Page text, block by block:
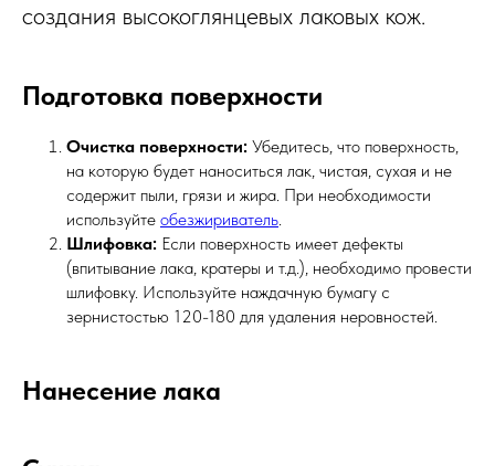
создания высокоглянцевых лаковых кож.
Подготовка поверхности
Очистка поверхности: Убедитесь, что поверхность,
на которую будет наноситься лак, чистая, сухая и не
содержит пыли, грязи и жира. При необходимости
используйте обезжириватель.
Шлифовка: Если поверхность имеет дефекты
(впитывание лака, кратеры и т.д.), необходимо провести
шлифовку. Используйте наждачную бумагу с
зернистостью 120-180 для удаления неровностей.
Нанесение лака